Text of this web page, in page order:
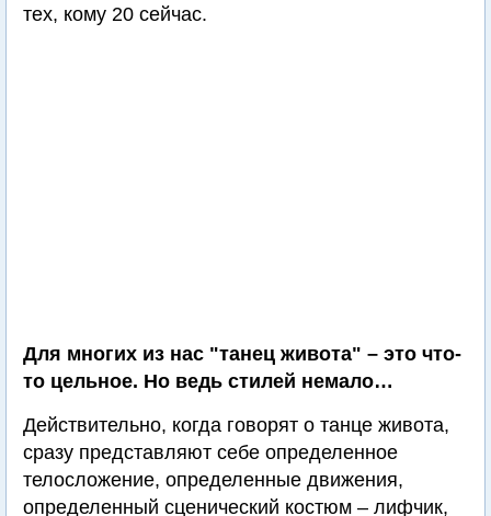
тех, кому 20 сейчас.
Для многих из нас "танец живота" – это что-
то цельное. Но ведь стилей немало…
Действительно, когда говорят о танце живота,
сразу представляют себе определенное
телосложение, определенные движения,
определенный сценический костюм – лифчик,